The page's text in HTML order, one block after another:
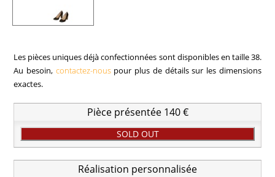
Les pièces uniques déjà confectionnées sont disponibles en taille 38.
Au besoin, contactez-nouspour plus de détails sur les dimensions
exactes.
Pièce présentée 140 €
SOLD OUT
Réalisation personnalisée